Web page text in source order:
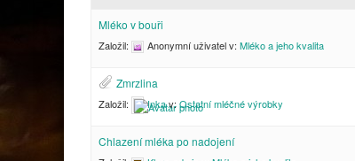
Mléko v bouři
Založil: Anonymní uživatelv: Mléko a jeho kvalita
Zmrzlina
Založil: Inkav:Ostatní mléčné výrobky
Chlazení mléka po nadojení